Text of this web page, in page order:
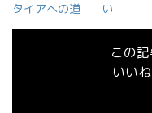
タイアへの道
い
この
いい